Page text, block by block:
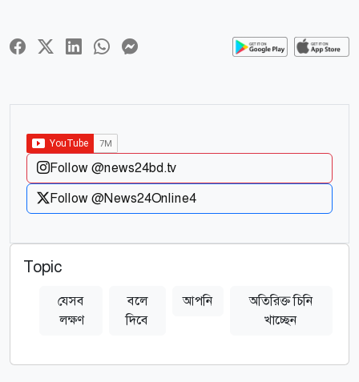
Follow @news24bd.tv
Follow @News24Online4
Topic
যেসব
লক্ষণ
বলে
দিবে
আপনি
অতিরিক্ত চিনি
খাচ্ছেন